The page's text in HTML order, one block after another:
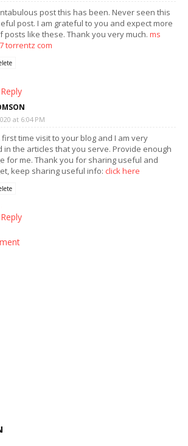
post this has been. Never seen this
post. I am grateful to you and expect more
posts like these. Thank you very much. ms
torrentz com
Reply
at 6:04 PM
first time visit to your blog and I am very
in the articles that you serve. Provide enough
for me. Thank you for sharing useful and
keep sharing useful info: click here
Reply